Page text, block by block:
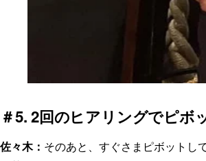
＃5. 2回のヒアリングでピボ
佐々木： そのあと、すぐさまピボットし